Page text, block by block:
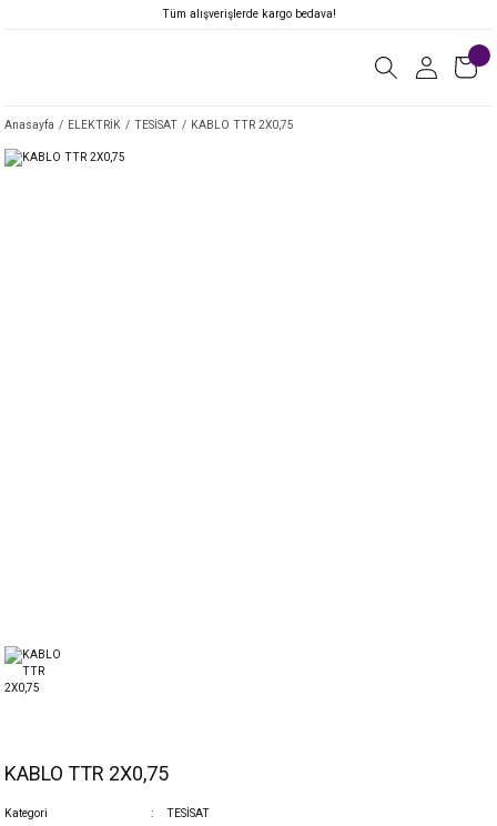
Tüm alışverişlerde kargo bedava!
Anasayfa ELEKTRİK TESİSAT KABLO TTR 2X0,75
KABLO TTR 2X0,75
Kategori
TESİSAT